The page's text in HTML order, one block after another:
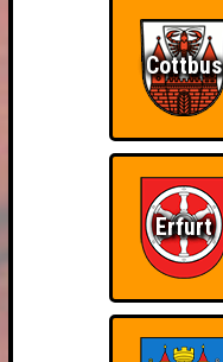
Cottbus
Erfurt